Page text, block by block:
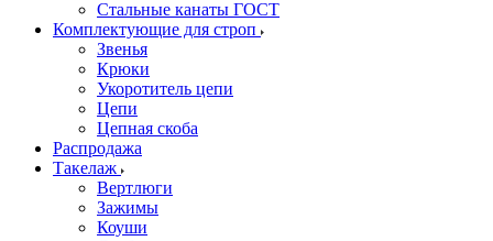
Стальные канаты ГОСТ
Комплектующие для строп
Звенья
Крюки
Укоротитель цепи
Цепи
Цепная скоба
Распродажа
Такелаж
Вертлюги
Зажимы
Коуши